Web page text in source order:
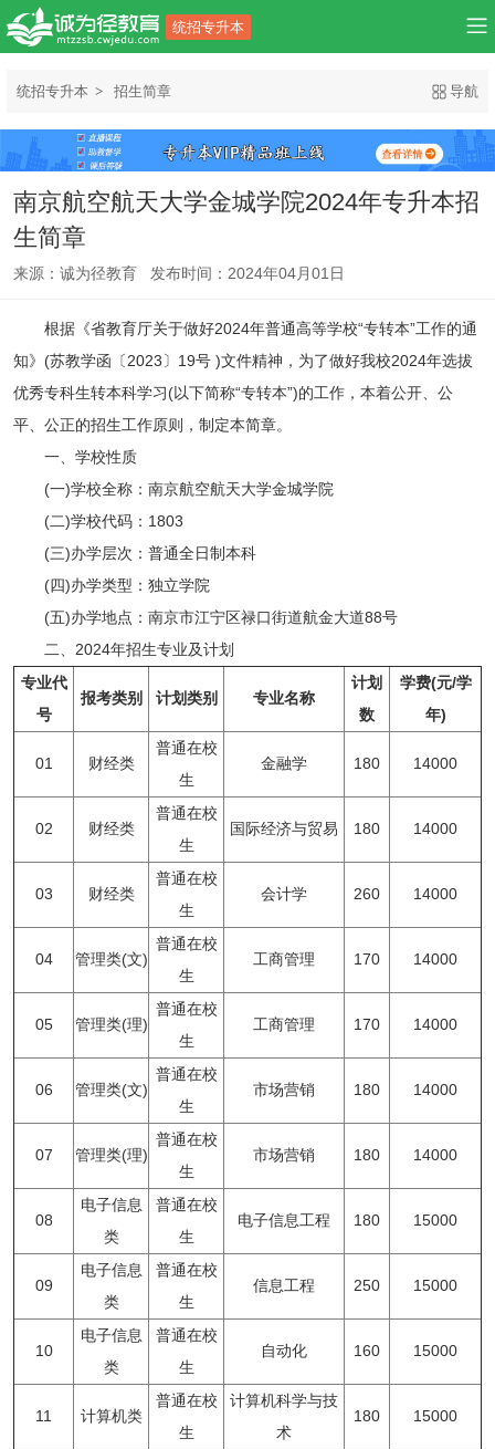
统招专升本
统招专升本 招生简章 导航
南京航空航天大学金城学院2024年专升本招
生简章
来源：诚为径教育 发布时间：2024年04月01日
根据《省教育厅关于做好2024年普通高等学校“专转本”工作的通
知》(苏教学函〔2023〕19号 )文件精神，为了做好我校2024年选拔
优秀专科生转本科学习(以下简称“专转本”)的工作，本着公开、公
平、公正的招生工作原则，制定本简章。
一、学校性质
(一)学校全称：南京航空航天大学金城学院
(二)学校代码：1803
(三)办学层次：普通全日制本科
(四)办学类型：独立学院
(五)办学地点：南京市江宁区禄口街道航金大道88号
二、2024年招生专业及计划
专业代
号
报考类别 计划类别 专业名称
计划
数
学费(元/学
年)
01 财经类
普通在校
生
金融学 180 14000
02 财经类
普通在校
生
国际经济与贸易 180 14000
03 财经类
普通在校
生
会计学 260 14000
04 管理类(文)
普通在校
生
工商管理 170 14000
05 管理类(理)
普通在校
生
工商管理 170 14000
06 管理类(文)
普通在校
生
市场营销 180 14000
07 管理类(理)
普通在校
生
市场营销 180 14000
08
电子信息
类
普通在校
生
电子信息工程 180 15000
09
电子信息
类
普通在校
生
信息工程 250 15000
10
电子信息
类
普通在校
生
自动化 160 15000
11 计算机类
普通在校
生
计算机科学与技
术
180 15000